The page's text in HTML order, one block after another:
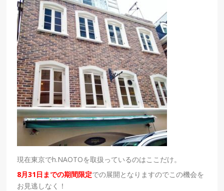
現在東京でh.NAOTOを取扱っているのはここだけ。
8月31日までの期間限定での展開となりますのでこの機会を
お見逃しなく！